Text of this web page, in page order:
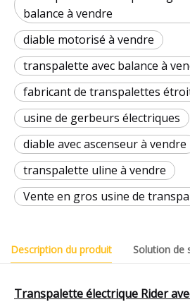
balance à vendre
diable motorisé à vendre
transpalette avec balance à
fabricant de transpalettes
usine de gerbeurs électriques
diable avec ascenseur à vendre
transpalette uline à vendre
Vente en gros usine de
Description du produit Solution de
Transpalette électrique Rider